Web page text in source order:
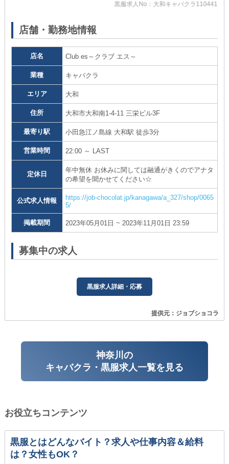
黒服求人No：大和キャバクラ110441
店舗・勤務地情報
店名 Club es～クラブ エス～
業種 キャバクラ
エリア 大和
住所 大和市大和南1-4-11 三栄ビル3F
最寄り駅 小田急江ノ島線 大和駅 徒歩3分
営業時間 22:00 ～ LAST
定休日
年中無休 お休みに関しては融通がきくのでアナタ
の希望を聞かせてください☆
公式求人情報
https://job-chocolat.jp/kanagawa/a_327/shop/0065
5/
掲載期間 2023年05月01日 ~ 2023年11月01日 23:59
募集中の求人
黒服求人詳細・応募
提供元：ジョブショコラ
神奈川の
キャバクラ・黒服求人一覧を見る
お役立ちコンテンツ
黒服とはどんなバイト？求人や仕事内容＆給料
は？女性もOK？